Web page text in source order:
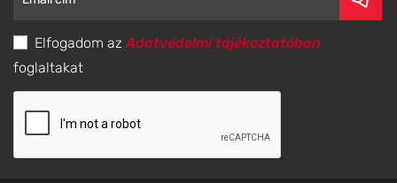
Elfogadom azAdatvédelmi tájékoztatóban
foglaltakat